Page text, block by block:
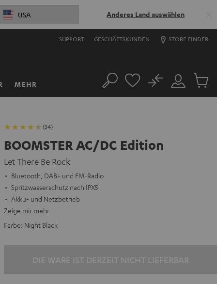
USA Anderes Land auswählen
SUPPORT GESCHÄFTSKUNDEN STORE FINDER
MEHR Suche
Mein
Konto
No
Artikel
(34)
BOOMSTER AC/DC Edition
Let There Be Rock
Bluetooth, DAB+ und FM-Radio
Spritzwasserschutz nach IPX5
Akku- und Netzbetrieb
Zeige mir mehr
Farbe: Night Black